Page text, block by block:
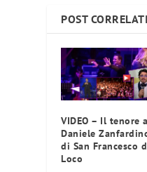
POST CORRELATI
VIDEO – Il tenore
Daniele
di San Francesco
Loco